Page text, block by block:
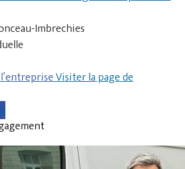
Imbrechies
Visiter la page de